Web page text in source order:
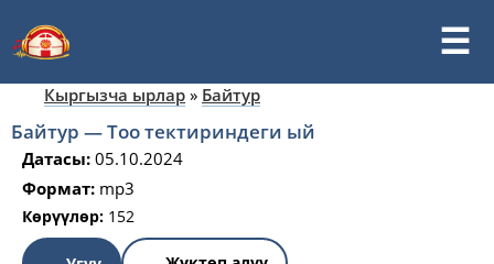
Кыргызча ырлар » Байтур
Байтур — Тоо тектириндеги ый
Датасы: 05.10.2024
Формат: mp3
Көрүүлөр: 152